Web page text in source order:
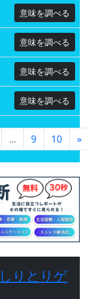
意味を調べる
意味を調べる
意味を調べる
意味を調べる
... 9 10 »
りとりゲ